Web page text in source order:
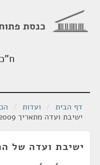
כנסת
דף הבית / ועדות /
ישיבת ועדה מתאריך 09/11/2009